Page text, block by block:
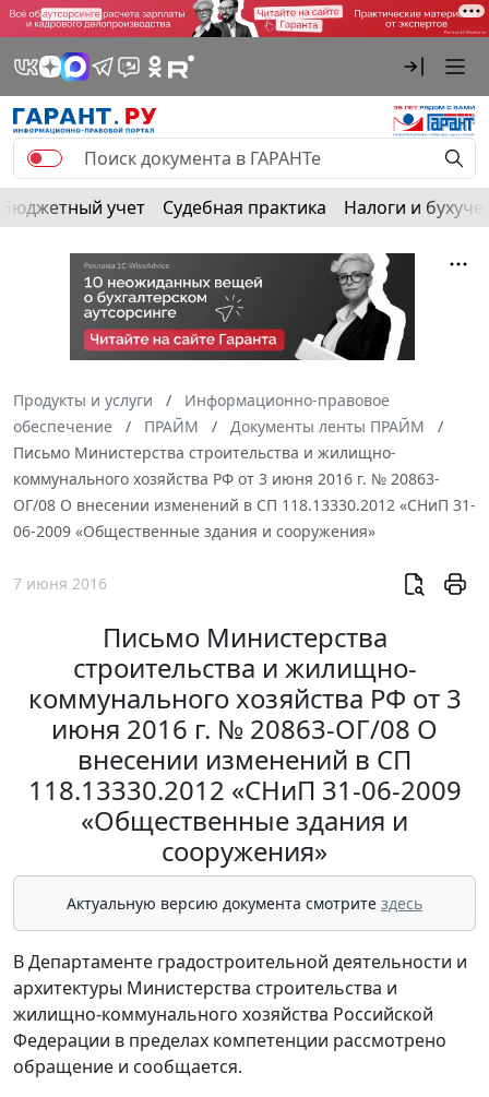
Бюджетный учет Судебная практика Налоги и
Продукты и услуги
Информационно-правовое
обеспечение
ПРАЙМ
Документы ленты ПРАЙМ
Письмо Министерства строительства и жилищно-
коммунального хозяйства РФ от 3 июня 2016 г. № 20863-
ОГ/08 О внесении изменений в СП 118.13330.2012 «СНиП 31-
06-2009 «Общественные здания и сооружения»
7 июня 2016
Письмо Министерства
строительства и жилищно-
коммунального хозяйства РФ от 3
июня 2016 г. № 20863-ОГ/08 О
внесении изменений в СП
118.13330.2012 «СНиП 31-06-2009
«Общественные здания и
сооружения»
Актуальную версию документа смотрите здесь
В Департаменте градостроительной деятельности и
архитектуры Министерства строительства и
жилищно-коммунального хозяйства Российской
Федерации в пределах компетенции рассмотрено
обращение и сообщается.